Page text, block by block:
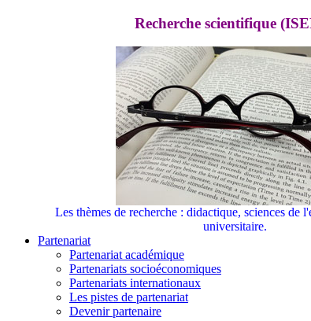
Recherche scientifique
Les thèmes de recherche : didactique, sciences de
universitaire.
Partenariat
Partenariat académique
Partenariats socioéconomiques
Partenariats internationaux
Les pistes de partenariat
Devenir partenaire